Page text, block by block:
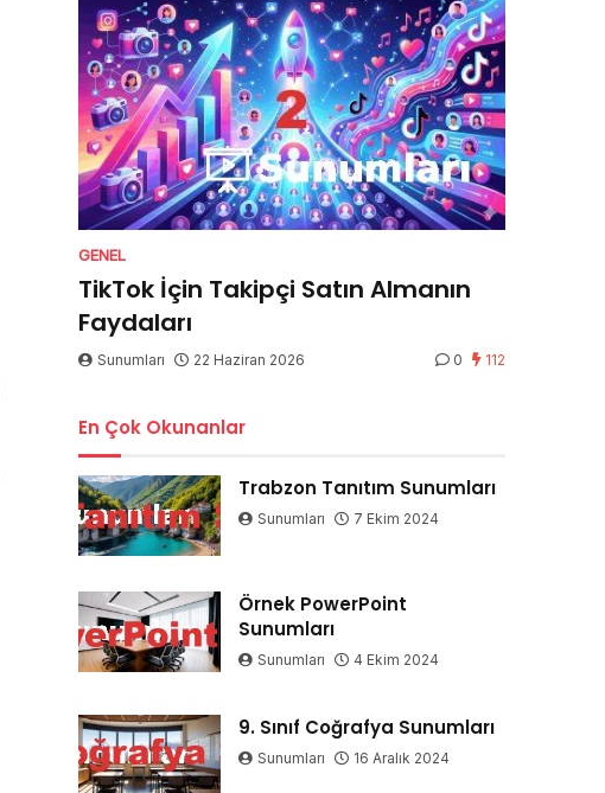
GENEL
TikTok İçin Takipçi Satın Almanın
Faydaları
Sunumları 22 Haziran 2026 0 112
En Çok Okunanlar
Trabzon Tanıtım Sunumları
Sunumları 7 Ekim 2024
Örnek PowerPoint
Sunumları
Sunumları 4 Ekim 2024
9. Sınıf Coğrafya Sunumları
Sunumları 16 Aralık 2024